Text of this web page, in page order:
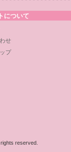
について
せ
プ
reserved.